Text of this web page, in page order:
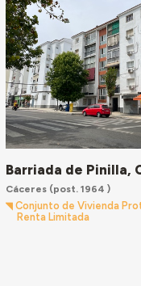
Barriada de Pinilla,
Cáceres(post. 1964 )
Conjunto de Vivienda
Renta Limitada